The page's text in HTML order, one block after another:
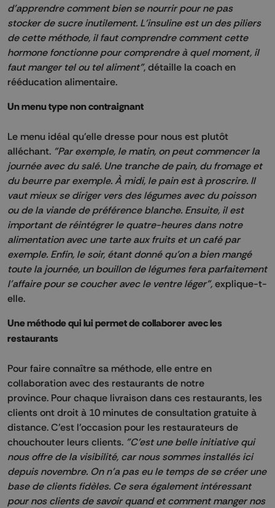
d'apprendre comment bien se nourrir pour ne pas
stocker de sucre inutilement. L'insuline est un des piliers
de cette méthode, il faut comprendre comment cette
hormone fonctionne pour comprendre à quel moment, il
faut manger tel ou tel aliment", détaille la coach en
rééducation alimentaire.
Un menu type non contraignant
Le menu idéal qu'elle dresse pour nous est plutôt
alléchant. "Par exemple, le matin, on peut commencer la
journée avec du salé. Une tranche de pain, du fromage et
du beurre par exemple. À midi, le pain est à proscrire. Il
vaut mieux se diriger vers des légumes avec du poisson
ou de la viande de préférence blanche. Ensuite, il est
important de réintégrer le quatre-heures dans notre
alimentation avec une tarte aux fruits et un café par
exemple. Enfin, le soir, étant donné qu'on a bien mangé
toute la journée, un bouillon de légumes fera parfaitement
l'affaire pour se coucher avec le ventre léger", explique-t-
elle.
Une méthode qui lui permet de collaborer avec les
restaurants
Pour faire connaître sa méthode, elle entre en
collaboration avec des restaurants de notre
province. Pour chaque livraison dans ces restaurants, les
clients ont droit à 10 minutes de consultation gratuite à
distance. C’est l’occasion pour les restaurateurs de
chouchouter leurs clients. "C'est une belle initiative qui
nous offre de la visibilité, car nous sommes installés ici
depuis novembre. On n'a pas eu le temps de se créer une
base de clients fidèles. Ce sera également intéressant
pour nos clients de savoirquand etcomment manger nos